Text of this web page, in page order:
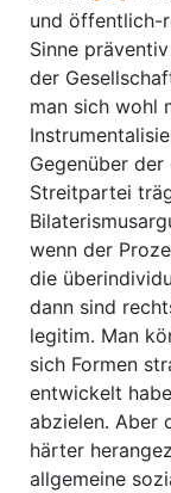
und öffentlich-
Sinne
der
man sich wohl
Gegenüber
Streitpartei
wenn der
die
dann sind
legitim. Man
sich Formen
entwickelt
abzielen. Aber
härter
allgemeine